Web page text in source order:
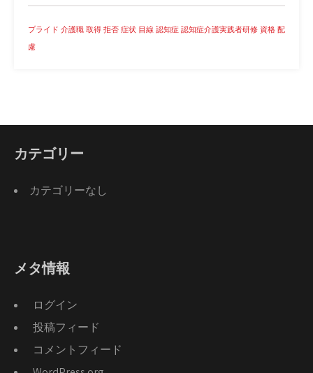
プライド 介護職 取得 拒否 症状 目線 認知症 認知症介護実践者研修 資格 配
慮
カテゴリー
カテゴリーなし
メタ情報
ログイン
投稿フィード
コメントフィード